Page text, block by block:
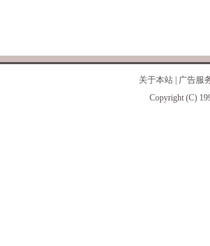
关于本站
广告服
Copyright (C)